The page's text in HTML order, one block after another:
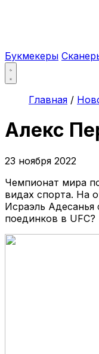
Букмекеры
Главная /
Алекс
23 ноября 2022
Чемпионат мира
видах спорта. На
Исраэль Адесанья
поединков в UFC?